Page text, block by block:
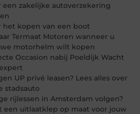
een zakelijke autoverzekering
het kopen van een boot
Termaat Motoren wanneer u
motorhelm wilt kopen
Occasion nabij Poeldijk Wacht
UP privé leasen? Lees alles over
stadsauto
rijlessen in Amsterdam volgen?
een uitlaatklep op maat voor jouw